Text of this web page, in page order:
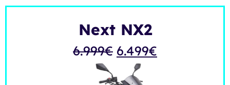
Next NX2
6.999€ 6.499€